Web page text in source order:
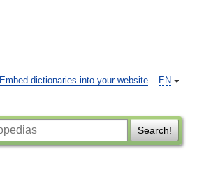
EN
Embed dictionaries into your website
Search!